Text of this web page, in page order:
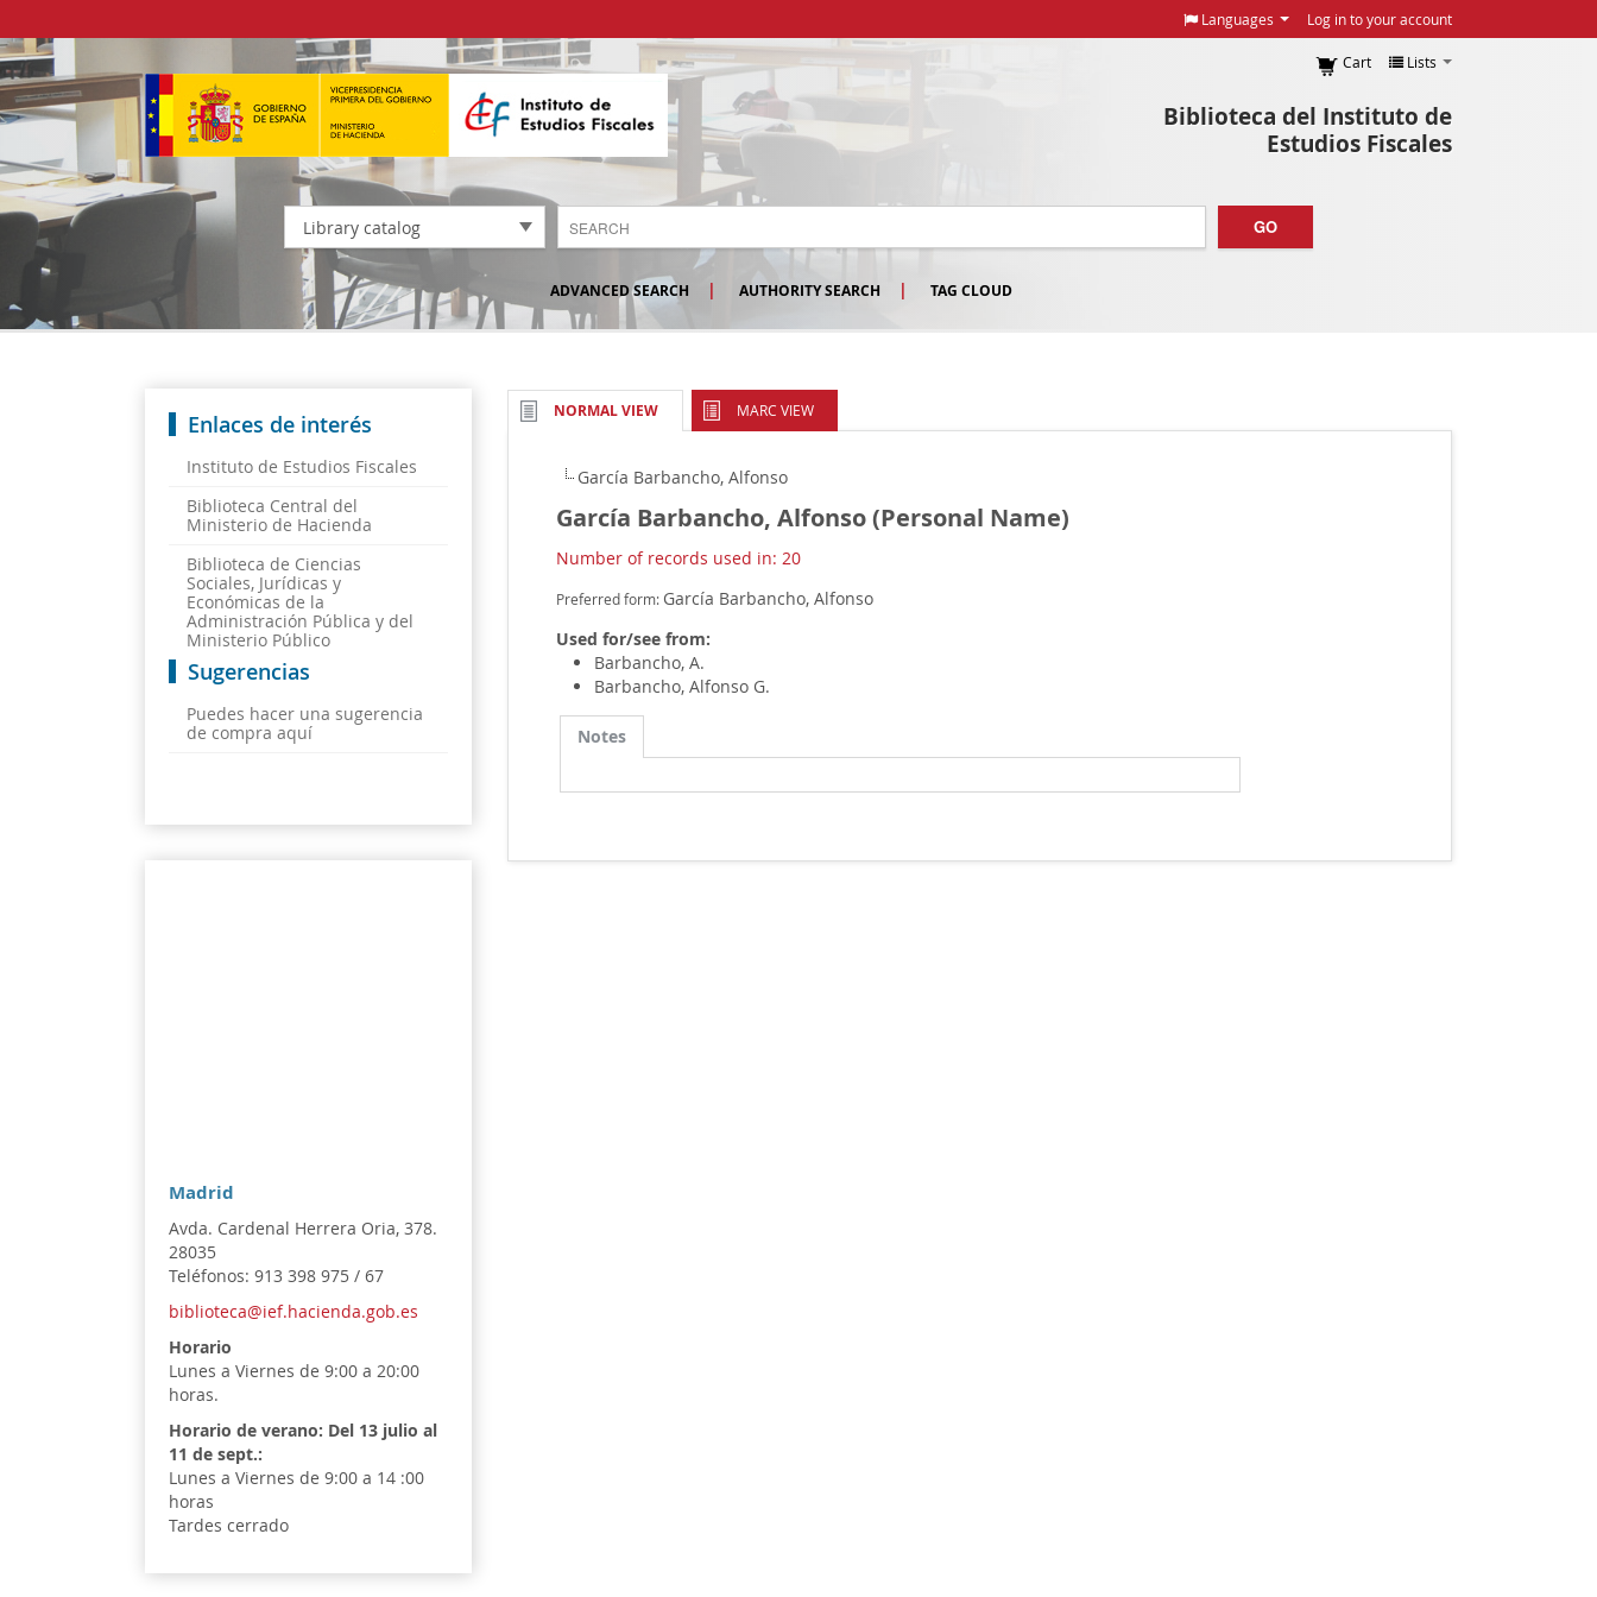
Languages Log in to your account
Biblioteca del Instituto de
Estudios Fiscales
Cart Lists
Library catalog GO
ADVANCED SEARCH AUTHORITY SEARCH TAG CLOUD
Enlaces de interés
Instituto de Estudios Fiscales
Biblioteca Central del
Ministerio de Hacienda
Biblioteca de Ciencias
Sociales, Jurídicas y
Económicas de la
Administración Pública y del
Ministerio Público
Sugerencias
Puedes hacer una sugerencia
de compra aquí
Madrid
Avda. Cardenal Herrera Oria, 378.
28035
Teléfonos: 913 398 975 / 67
biblioteca@ief.hacienda.gob.es
Horario
Lunes a Viernes de 9:00 a 20:00
horas.
Horario de verano: Del 13 julio al
11 de sept.:
Lunes a Viernes de 9:00 a 14 :00
horas
Tardes cerrado
NORMAL VIEW MARC VIEW
García Barbancho, Alfonso
García Barbancho, Alfonso (Personal Name)
Number of records used in: 20
Preferred form: García Barbancho, Alfonso
Used for/see from:
Barbancho, A.
Barbancho, Alfonso G.
Notes